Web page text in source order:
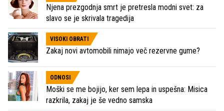
Njena prezgodnja smrt je pretresla modni svet: za
slavo se je skrivala tragedija
VISOKI OBRATI
Zakaj novi avtomobili nimajo več rezervne gume?
ODNOSI
Moški se me bojijo, ker sem lepa in uspešna: Misica
razkrila, zakaj je še vedno samska